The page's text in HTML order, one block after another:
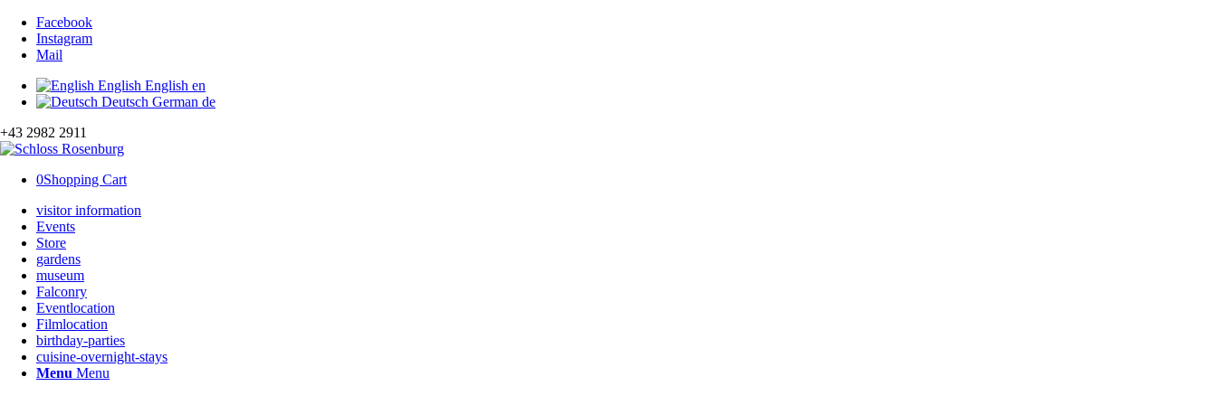
Facebook
Instagram
Mail
English English en
Deutsch German de
+43 2982 2911
0Shopping Cart
visitor information
Events
Store
gardens
museum
Falconry
Eventlocation
Filmlocation
birthday-parties
cuisine-overnight-stays
Menu Menu